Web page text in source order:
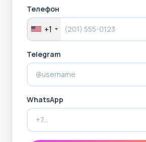
Телефон
+1
Telegram
WhatsApp